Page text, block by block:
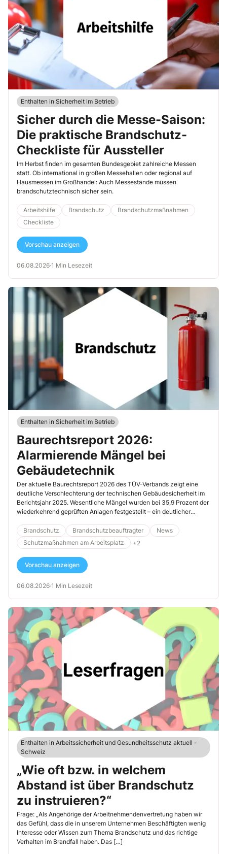
Enthalten in Sicherheit im Betrieb
Sicher durch die Messe-Saison:
Die praktische Brandschutz-
Checkliste für Aussteller
Im Herbst finden im gesamten Bundesgebiet zahlreiche Messen
statt. Ob international in großen Messehallen oder regional auf
Hausmessen im Großhandel: Auch Messestände müssen
brandschutztechnisch sicher sein.
Arbeitshilfe Brandschutz
Brandschutzmaßnahmen
Checkliste
Vorschau anzeigen
06.08.2026·1 Min Lesezeit
Enthalten in Sicherheit im Betrieb
Baurechtsreport 2026:
Alarmierende Mängel bei
Gebäudetechnik
Der aktuelle Baurechtsreport 2026 des TÜV-Verbands zeigt eine
deutliche Verschlechterung der technischen Gebäudesicherheit im
Berichtsjahr 2025. Wesentliche Mängel wurden bei 35,9 Prozent der
wiederkehrend geprüften Anlagen festgestellt – ein deutlicher
war mängelfrei.
Brandschutz Brandschutzbeauftragter
News
Schutzmaßnahmen am Arbeitsplatz
+2
Vorschau anzeigen
06.08.2026·1 Min Lesezeit
Enthalten in Arbeitssicherheit und Gesundheitsschutz aktuell -
Schweiz
„Wie oft bzw. in welchem
Abstand ist über Brandschutz
zu instruieren?“
Frage: „Als Angehörige der Arbeitnehmendenvertretung haben wir
das Gefühl, dass die in unserem Unternehmen Beschäftigten wenig
Interesse oder Wissen zum Thema Brandschutz und das richtige
Verhalten im Brandfall haben. Das […]